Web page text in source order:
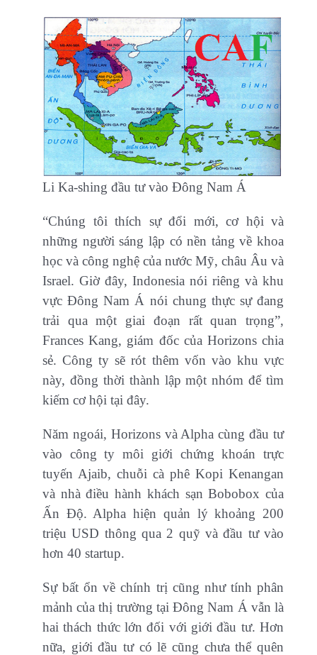
Li Ka-shing đầu tư vào Đông Nam Á
“Chúng tôi thích sự đổi mới, cơ hội và
những người sáng lập có nền tảng về khoa
học và công nghệ của nước Mỹ, châu Âu và
Israel. Giờ đây, Indonesia nói riêng và khu
vực Đông Nam Á nói chung thực sự đang
trải qua một giai đoạn rất quan trọng”,
Frances Kang, giám đốc của Horizons chia
sẻ. Công ty sẽ rót thêm vốn vào khu vực
này, đồng thời thành lập một nhóm để tìm
kiếm cơ hội tại đây.
Năm ngoái, Horizons và Alpha cùng đầu tư
vào công ty môi giới chứng khoán trực
tuyến Ajaib, chuỗi cà phê Kopi Kenangan
và nhà điều hành khách sạn Bobobox của
Ấn Độ. Alpha hiện quản lý khoảng 200
triệu USD thông qua 2 quỹ và đầu tư vào
hơn 40 startup.
Sự bất ổn về chính trị cũng như tính phân
mảnh của thị trường tại Đông Nam Á vẫn là
hai thách thức lớn đối với giới đầu tư. Hơn
nữa, giới đầu tư có lẽ cũng chưa thể quên